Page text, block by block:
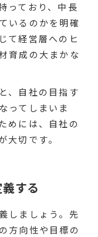
っており、中長
いるのかを明確
て経営層へのヒ
育成の大まかな
、自社の目指す
ってしまいま
めには、自社の
大切です。
する
しましょう。先
方向性や目標の